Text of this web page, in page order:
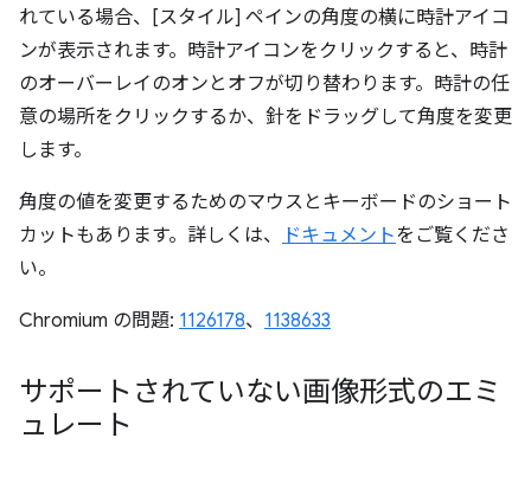
れている場合、[スタイル] ペインの角度の横に時計アイコ
ンが表示されます。時計アイコンをクリックすると、時計
のオーバーレイのオンとオフが切り替わります。時計の任
意の場所をクリックするか、針をドラッグして角度を変更
します。
角度の値を変更するためのマウスとキーボードのショート
カットもあります。詳しくは、
ドキュメントをご覧くださ
い。
Chromium の問題: 1126178、 1138633
サポートされていない画像形式のエミ
ュレート